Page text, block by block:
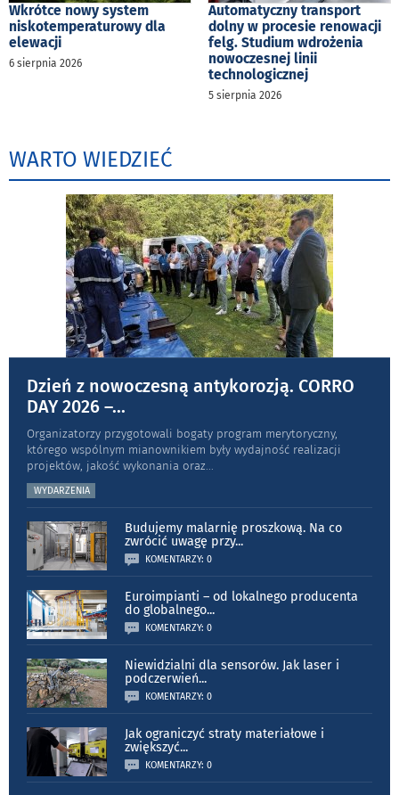
Wkrótce nowy system
niskotemperaturowy dla
elewacji
6 sierpnia 2026
Automatyczny transport
dolny w procesie renowacji
felg. Studium wdrożenia
nowoczesnej linii
technologicznej
5 sierpnia 2026
WARTO WIEDZIEĆ
Dzień z nowoczesną antykorozją. CORRO
DAY 2026 –...
Organizatorzy przygotowali bogaty program merytoryczny,
którego wspólnym mianownikiem były wydajność realizacji
projektów, jakość wykonania oraz
WYDARZENIA
Budujemy malarnię proszkową. Na co
zwrócić uwagę przy...
KOMENTARZY: 0
Euroimpianti – od lokalnego producenta
do globalnego...
KOMENTARZY: 0
Niewidzialni dla sensorów. Jak laser i
podczerwień...
KOMENTARZY: 0
Jak ograniczyć straty materiałowe i
zwiększyć...
KOMENTARZY: 0